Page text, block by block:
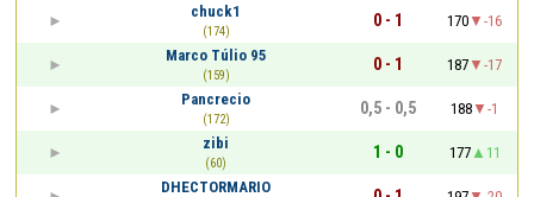
chuck1
(174)
0 - 1 170
-16
Marco Túlio 95
(159)
0 - 1 187
-17
Pancrecio
(172)
0,5 - 0,5 188
-1
zibi
(60)
1 - 0 177
11
DHECTORMARIO